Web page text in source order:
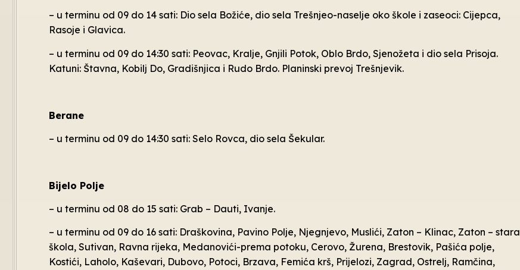
– u terminu od 09 do 14 sati: Dio sela Božiće, dio sela Trešnjeo-naselje oko škole i zaseoci: Cijepca,
Rasoje i Glavica.
– u terminu od 09 do 14:30 sati: Peovac, Kralje, Gnjili Potok, Oblo Brdo, Sjenožeta i dio sela Prisoja.
Katuni: Štavna, Kobilj Do, Gradišnjica i Rudo Brdo. Planinski prevoj Trešnjevik.
Berane
– u terminu od 09 do 14:30 sati: Selo Rovca, dio sela Šekular.
Bijelo Polje
– u terminu od 08 do 15 sati: Grab – Dauti, Ivanje.
– u terminu od 09 do 16 sati: Draškovina, Pavino Polje, Njegnjevo, Muslići, Zaton – Klinac, Zaton – stara
škola, Sutivan, Ravna rijeka, Medanovići-prema potoku, Cerovo, Žurena, Brestovik, Pašića polje,
Kostići, Laholo, Kaševari, Dubovo, Potoci, Brzava, Femića krš, Prijelozi, Zagrad, Ostrelj, Ramčina,